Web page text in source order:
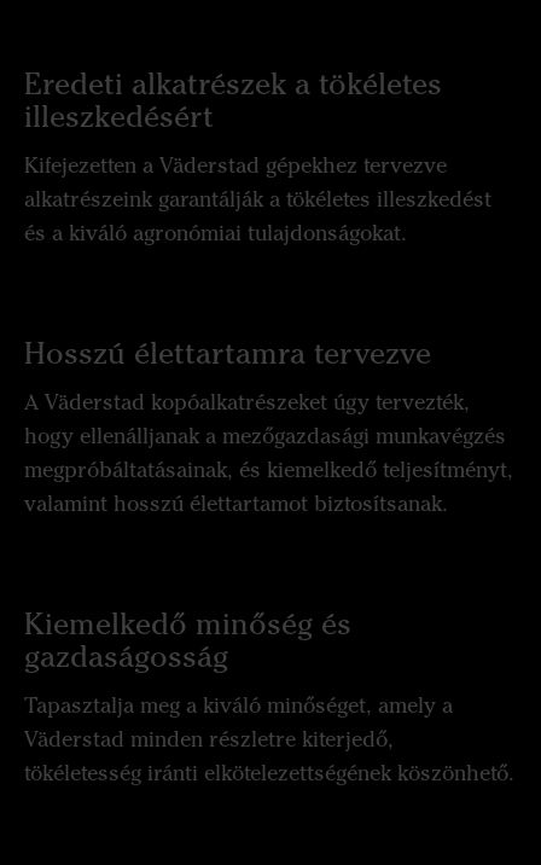
Eredeti alkatrészek a tökéletes
illeszkedésért
Kifejezetten a Väderstad gépekhez tervezve
alkatrészeink garantálják a tökéletes illeszkedést
és a kiváló agronómiai tulajdonságokat.
Hosszú élettartamra tervezve
A Väderstad kopóalkatrészeket úgy tervezték,
hogy ellenálljanak a mezőgazdasági munkavégzés
megpróbáltatásainak, és kiemelkedő teljesítményt,
valamint hosszú élettartamot biztosítsanak.
Kiemelkedő minőség és
gazdaságosság
Tapasztalja meg a kiváló minőséget, amely a
Väderstad minden részletre kiterjedő,
tökéletesség iránti elkötelezettségének köszönhető.